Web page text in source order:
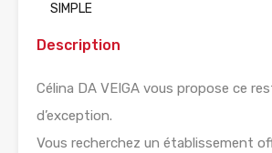
SIMPLE
Description
Célina DA VEIGA vous propose ce
d’exception.
Vous recherchez un établissement